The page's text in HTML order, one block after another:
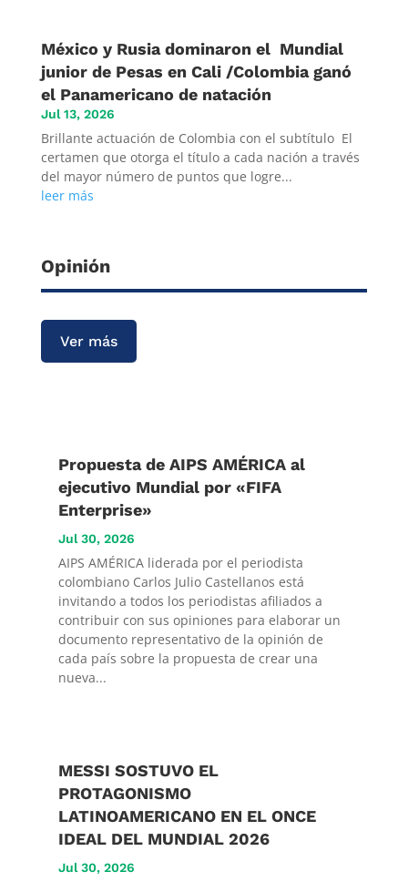
México y Rusia dominaron el Mundial
junior de Pesas en Cali /Colombia ganó
el Panamericano de natación
Jul 13, 2026
Brillante actuación de Colombia con el subtítulo El
certamen que otorga el título a cada nación a través
del mayor número de puntos que logre...
leer más
Opinión
Ver más
Propuesta de AIPS AMÉRICA al
ejecutivo Mundial por «FIFA
Enterprise»
Jul 30, 2026
AIPS AMÉRICA liderada por el periodista
colombiano Carlos Julio Castellanos está
invitando a todos los periodistas afiliados a
contribuir con sus opiniones para elaborar un
documento representativo de la opinión de
cada país sobre la propuesta de crear una
nueva...
MESSI SOSTUVO EL
PROTAGONISMO
LATINOAMERICANO EN EL ONCE
IDEAL DEL MUNDIAL 2026
Jul 30, 2026